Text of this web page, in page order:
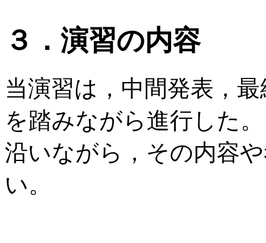
３．演習の内容
当演習は，中間発表，
を踏みながら進行した
沿いながら，その内容
い。